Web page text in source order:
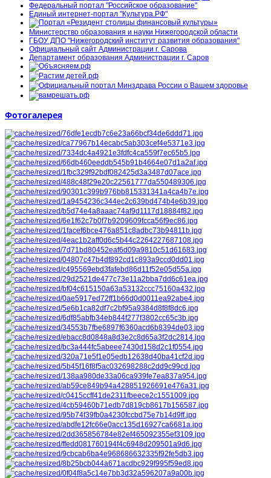
Федеральный портал "Российское образование"
Единый интернет-портал "Культура.РФ"
Министерство образования и науки Нижегородской области
ГБОУ ДПО "Нижегородский институт развития образования"
Официальный сайт Администрации г. Сарова
Департамент образования Администрации г. Саров
Фотогалерея